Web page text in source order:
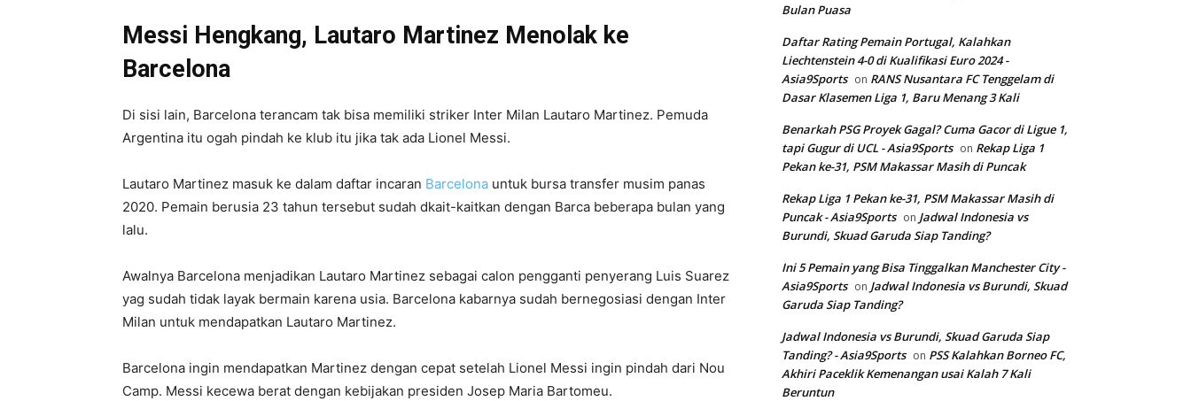
Messi Hengkang, Lautaro Martinez Menolak ke
Barcelona
Di sisi lain, Barcelona terancam tak bisa memiliki striker Inter Milan Lautaro Martinez. Pemuda
Argentina itu ogah pindah ke klub itu jika tak ada Lionel Messi.
Lautaro Martinez masuk ke dalam daftar incaran Barcelona untuk bursa transfer musim panas
2020. Pemain berusia 23 tahun tersebut sudah dkait-kaitkan dengan Barca beberapa bulan yang
lalu.
Awalnya Barcelona menjadikan Lautaro Martinez sebagai calon pengganti penyerang Luis Suarez
yag sudah tidak layak bermain karena usia. Barcelona kabarnya sudah bernegosiasi dengan Inter
Milan untuk mendapatkan Lautaro Martinez.
Barcelona ingin mendapatkan Martinez dengan cepat setelah Lionel Messi ingin pindah dari Nou
Camp. Messi kecewa berat dengan kebijakan presiden Josep Maria Bartomeu.
Bulan Puasa
Daftar Rating Pemain Portugal, Kalahkan
Liechtenstein 4-0 di Kualifikasi Euro 2024 -
Asia9Sports on RANS Nusantara FC Tenggelam di
Dasar Klasemen Liga 1, Baru Menang 3 Kali
Benarkah PSG Proyek Gagal? Cuma Gacor di Ligue 1,
tapi Gugur di UCL - Asia9Sports on Rekap Liga 1
Pekan ke-31, PSM Makassar Masih di Puncak
Rekap Liga 1 Pekan ke-31, PSM Makassar Masih di
Puncak - Asia9Sports on Jadwal Indonesia vs
Burundi, Skuad Garuda Siap Tanding?
Ini 5 Pemain yang Bisa Tinggalkan Manchester City -
Asia9Sports on Jadwal Indonesia vs Burundi, Skuad
Garuda Siap Tanding?
Jadwal Indonesia vs Burundi, Skuad Garuda Siap
Tanding? - Asia9Sports on PSS Kalahkan Borneo FC,
Akhiri Paceklik Kemenangan usai Kalah 7 Kali
Beruntun